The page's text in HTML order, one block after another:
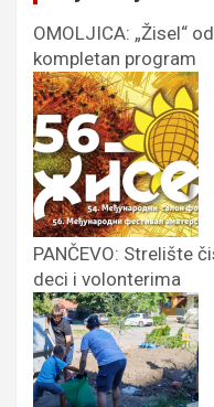
OMOLJICA: „Žisel“
kompletan program
PANČEVO: Strelište
deci i volonterima